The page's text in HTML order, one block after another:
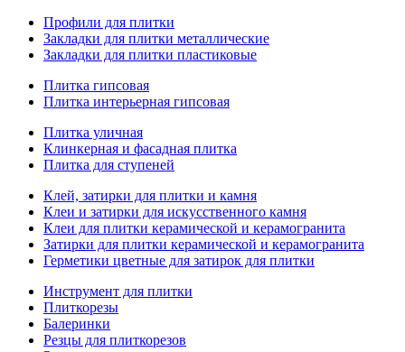
Профили для плитки
Закладки для плитки металлические
Закладки для плитки пластиковые
Плитка гипсовая
Плитка интерьерная гипсовая
Плитка уличная
Клинкерная и фасадная плитка
Плитка для ступеней
Клей, затирки для плитки и камня
Клеи и затирки для искусственного камня
Клеи для плитки керамической и керамогранита
Затирки для плитки керамической и керамогранита
Герметики цветные для затирок для плитки
Инструмент для плитки
Плиткорезы
Балеринки
Резцы для плиткорезов